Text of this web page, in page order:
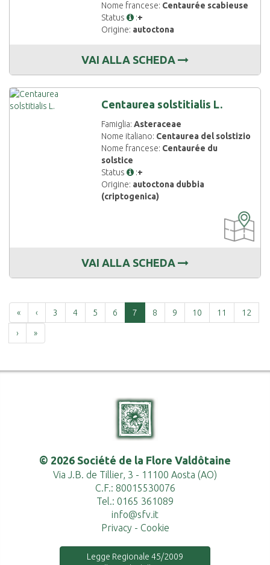
Nome francese: Centaurée scabieuse
Status
:+
Origine: autoctona
VAI ALLA SCHEDA
Centaurea solstitialis L.
Famiglia:Asteraceae
Nome italiano: Centaurea del solstizio
Nome francese: Centaurée du
solstice
Status
:+
Origine: autoctona dubbia
(criptogenica)
DISPONIBILE
VAI ALLA SCHEDA
Prima
« Precedente
‹ 3 4 5 6 7 8 9 10 11 12
Successiva
› Ultima
»
© 2026 Société de la Flore Valdôtaine
Via J.B. de Tillier, 3 - 11100 Aosta (AO)
C.F.: 80015530076
Tel.: 0165 361089
info@sfv.it
Privacy - Cookie
Legge Regionale 45/2009